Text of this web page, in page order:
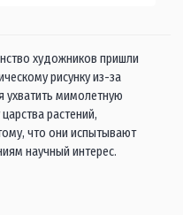
художников пришли
рисунку из-за
ухватить мимолетную
растений,
что они испытывают
научный интерес.